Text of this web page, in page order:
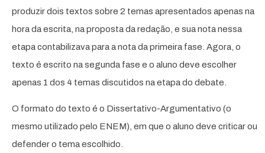
produzir dois textos sobre 2 temas apresentados apenas na
hora da escrita, na proposta da redação, e sua nota nessa
etapa contabilizava para a nota da primeira fase. Agora, o
texto é escrito na segunda fase e o aluno deve escolher
apenas 1 dos 4 temas discutidos na etapa do debate.
O formato do texto é o Dissertativo-Argumentativo (o
mesmo utilizado pelo ENEM), em que o aluno deve criticar ou
defender o tema escolhido.